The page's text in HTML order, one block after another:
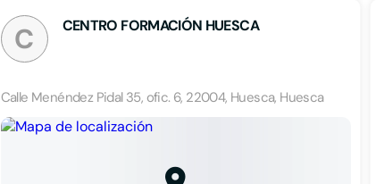
C CENTRO FORMACIÓN HUESCA
Calle Menéndez Pidal 35, ofic. 6, 22004, Huesca, Huesca